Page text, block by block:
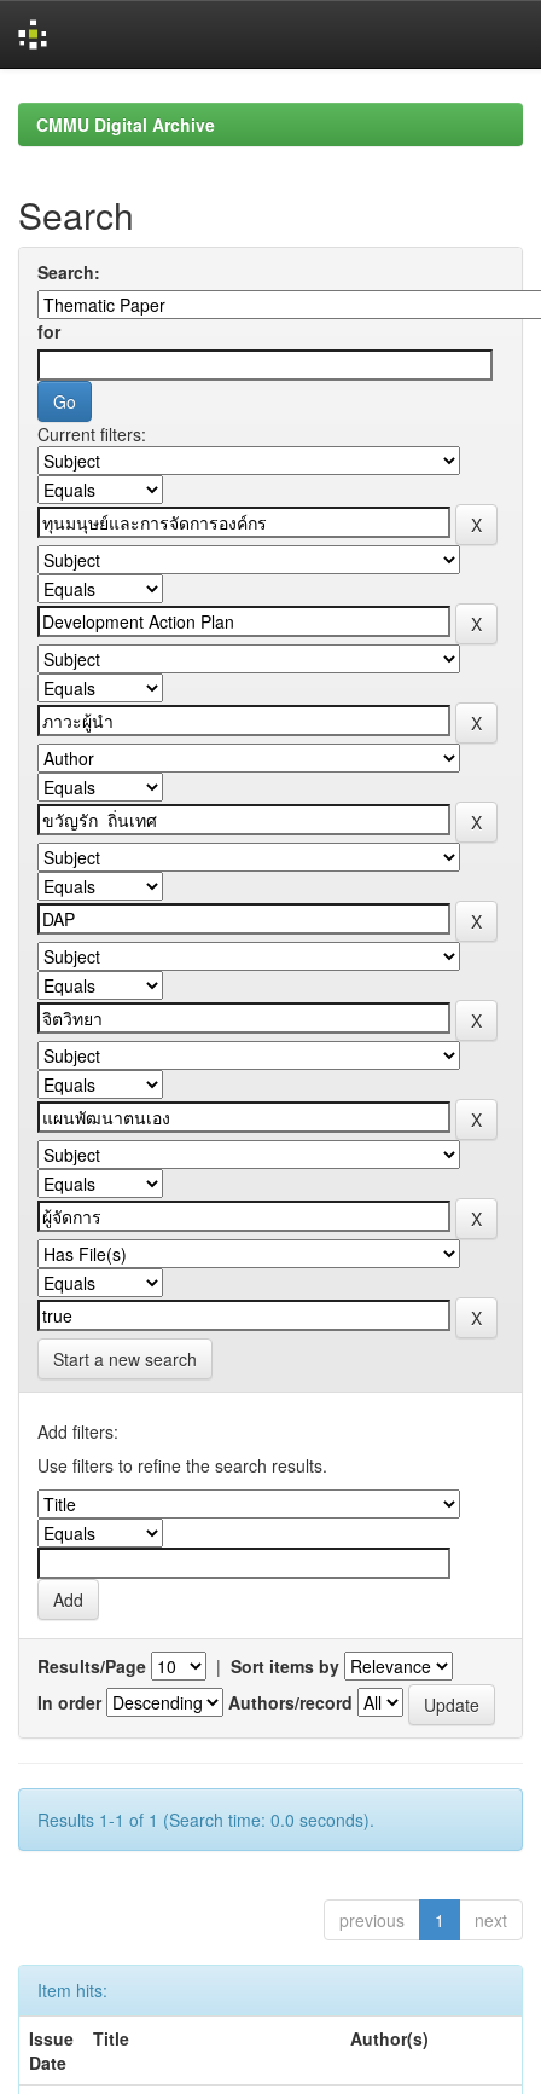
navigationCMMU Digital Archive
Search
Search:
for
Current filters:
Start a new search
Add filters:
Use filters to refine the search results.
Results/Page | Sort items by
In order
Authors/record
Results 1-1 of 1 (Search time: 0.0 seconds).
previous 1 next
Item hits:
Issue
Date
Title Author(s)